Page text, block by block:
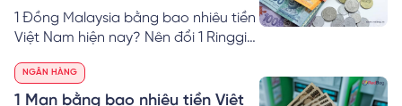
nay?
1 Đồng Malaysia bằng bao nhiêu tiền
Việt Nam hiện nay? Nên đổi 1 Ringgit
Malaysia bằng bao nhiêu tiền Việt tại
40 ngân hàng.
NGÂN HÀNG
1 Man bằng bao nhiêu tiền Việt